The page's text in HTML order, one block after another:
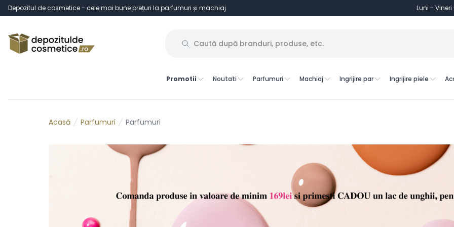
Depozitul de cosmetice - cele mai bune prețuri la parfumuri și machiaj Luni - Vineri
Promotii Noutati Parfumuri Machiaj Ingrijire par Ingrijire piele
Acasă Parfumuri Parfumuri